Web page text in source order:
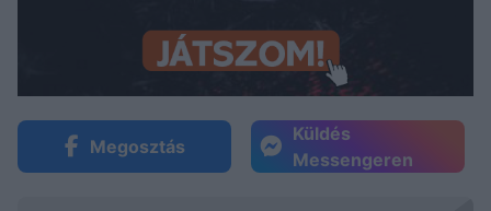
Megosztás
Küldés
Messengeren